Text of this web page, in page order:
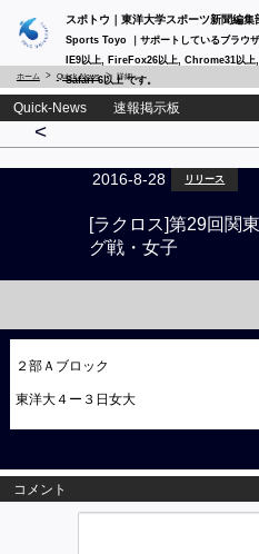
スポトウ｜東洋大学スポーツ新聞編集
Sports Toyo ｜サポートしているブラウザ
IE9以上, FireFox26以上, Chrome31以上,
Safari 6以上 です。
ホーム Quick-News 詳細
Quick-News 速報掲示板
<
2016-8-28 リリース
[ラクロス]第29回関
グ戦・女子
２部Ａブロック
東洋大４ー３日女大
コメント